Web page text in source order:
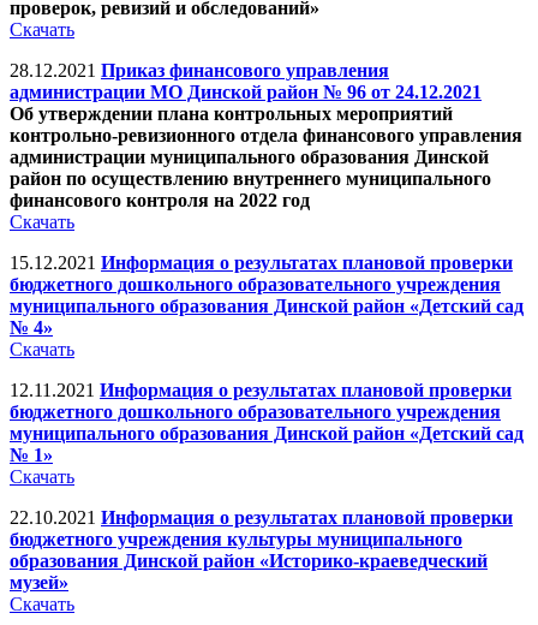
проверок, ревизий и обследований»
Скачать
28.12.2021 Приказ финансового управления
администрации МО Динской район № 96 от 24.12.2021
Об утверждении плана контрольных мероприятий
контрольно-ревизионного отдела финансового управления
администрации муниципального образования Динской
район по осуществлению внутреннего муниципального
финансового контроля на 2022 год
Скачать
15.12.2021 Информация о результатах плановой проверки
бюджетного дошкольного образовательного учреждения
муниципального образования Динской район «Детский сад
№ 4»
Скачать
12.11.2021 Информация о результатах плановой проверки
бюджетного дошкольного образовательного учреждения
муниципального образования Динской район «Детский сад
№ 1»
Скачать
22.10.2021 Информация о результатах плановой проверки
бюджетного учреждения культуры муниципального
образования Динской район «Историко-краеведческий
музей»
Скачать